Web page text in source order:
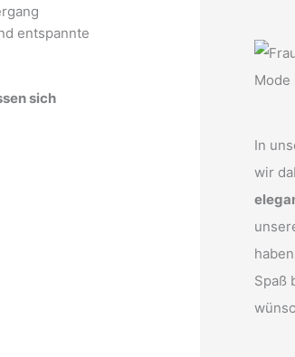
entspannte
sich
In
wir
Spaß